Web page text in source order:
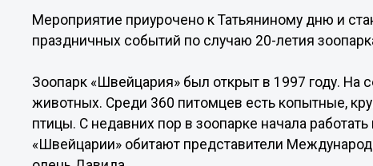
Мероприятие приурочено к Татьяниному дню и
праздничных событий по случаю 20-летия
Зоопарк «Швейцария» был открыт в 1997 году. На
животных. Среди 360 питомцев есть копытные,
птицы. С недавних пор в зоопарке начала
«Швейцарии» обитают представители